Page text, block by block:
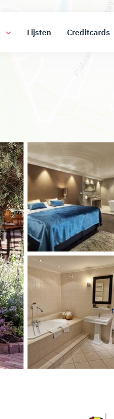
Lijsten Creditcards